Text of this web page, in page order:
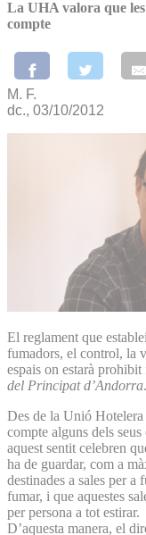
La UHA valora que les
compte
M. F.
dc., 03/10/2012
El reglament que
fumadors, el control, la
espais on estarà
del Principat d’Andorra.
Des de la Unió
compte alguns dels
aquest sentit celebren
ha de guardar, com a
destinades a sales per a
fumar, i que aquestes
per persona a tot estirar.
D’aquesta manera, el